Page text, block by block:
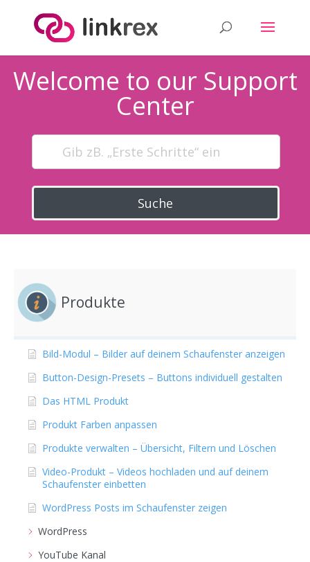
Welcome to our Support
Center
Suche
Produkte
Bild-Modul – Bilder auf deinem Schaufenster anzeigen
Button-Design-Presets – Buttons individuell gestalten
Das HTML Produkt
Produkt Farben anpassen
Produkte verwalten – Übersicht, Filtern und Löschen
Video-Produkt – Videos hochladen und auf deinem
Schaufenster einbetten
WordPress Posts im Schaufenster zeigen
WordPress
YouTube Kanal